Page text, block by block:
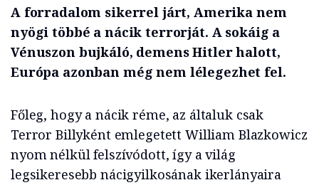
A forradalom sikerrel járt, Amerika nem
nyögi többé a nácik terrorját. A sokáig a
Vénuszon bujkáló, demens Hitler halott,
Európa azonban még nem lélegezhet fel.
Főleg, hogy a nácik réme, az általuk csak
Terror Billyként emlegetett William Blazkowicz
nyom nélkül felszívódott, így a világ
legsikeresebb nácigyilkosának ikerlányaira